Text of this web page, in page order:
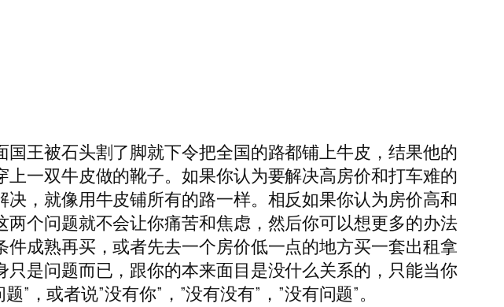
王被石头割了脚就下令把全国的路都铺上牛皮，结果他的
一双牛皮做的靴子。如果你认为要解决高房价和打车难的
，就像用牛皮铺所有的路一样。相反如果你认为房价高和
个问题就不会让你痛苦和焦虑，然后你可以想更多的办法
成熟再买，或者先去一个房价低一点的地方买一套出租拿
是问题而已，跟你的本来面目是没什么关系的，只能当你
，或者说”没有你”，”没有没有”，”没有问题”。